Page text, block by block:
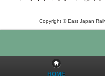
Copyright © East Japan
HOME